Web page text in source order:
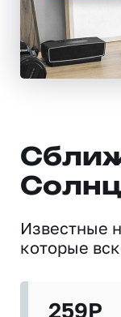
Известные
которые
259P